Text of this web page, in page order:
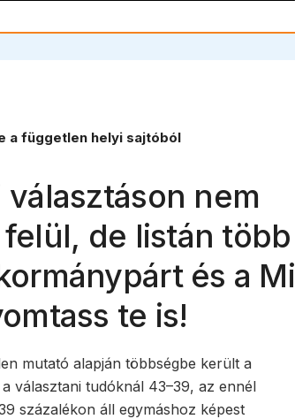
a független helyi sajtóból
nem
de listán több
és a Mi
te is!
mutató alapján többségbe került a
választani tudóknál 43–39, az ennél
százalékon áll egymáshoz képest